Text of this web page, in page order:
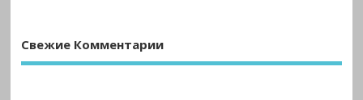
Свежие Комментарии